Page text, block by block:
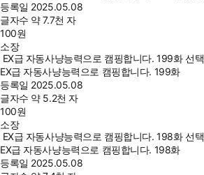
등록일 2025.05.08
글자수 약 7.7천 자
100원
소장
EX급 자동사냥능력으로 캠핑합니다. 199화 선택
EX급 자동사냥능력으로 캠핑합니다. 199화
등록일 2025.05.08
글자수 약 5.2천 자
100원
소장
EX급 자동사냥능력으로 캠핑합니다. 198화 선택
EX급 자동사냥능력으로 캠핑합니다. 198화
등록일 2025.05.08